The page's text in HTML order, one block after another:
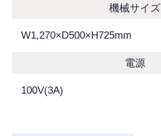
機械サイズ
W1,270×D500×H725mm
電源
100V(3A)